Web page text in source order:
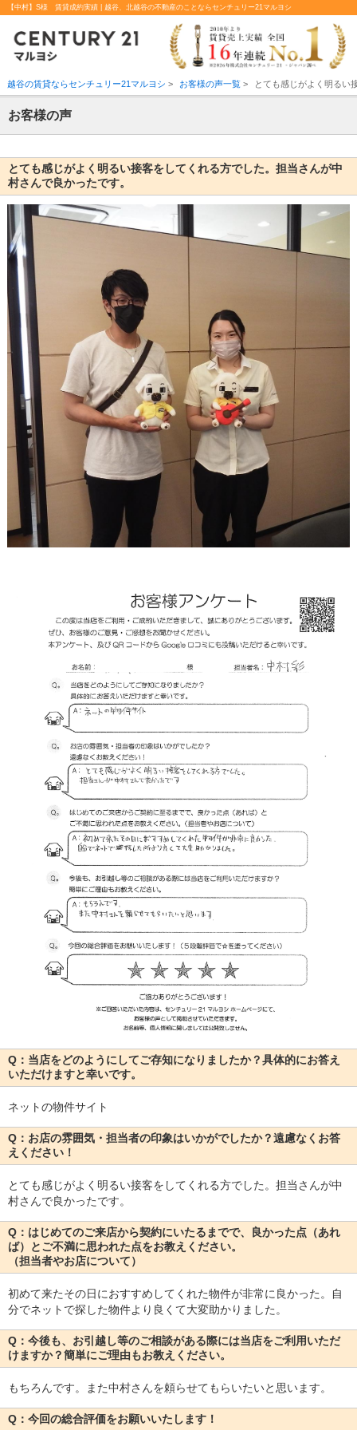
【中村】S様 賃貸成約実績 | 越谷、北越谷の不動産のことならセンチュリー21マルヨシ
越谷の賃貸ならセンチュリー21マルヨシ > お客様の声一覧> とても感じがよく明るい
お客様の声
とても感じがよく明るい接客をしてくれる方でした。担当さんが中
村さんで良かったです。
Q：当店をどのようにしてご存知になりましたか？具体的にお答え
いただけますと幸いです。
ネットの物件サイト
Q：お店の雰囲気・担当者の印象はいかがでしたか？遠慮なくお答
えください！
とても感じがよく明るい接客をしてくれる方でした。担当さんが中
村さんで良かったです。
Q：はじめてのご来店から契約にいたるまでで、良かった点（あれ
ば）とご不満に思われた点をお教えください。
（担当者やお店について）
初めて来たその日におすすめしてくれた物件が非常に良かった。自
分でネットで探した物件より良くて大変助かりました。
Q：今後も、お引越し等のご相談がある際には当店をご利用いただ
けますか？簡単にご理由もお教えください。
もちろんです。また中村さんを頼らせてもらいたいと思います。
Q：今回の総合評価をお願いいたします！